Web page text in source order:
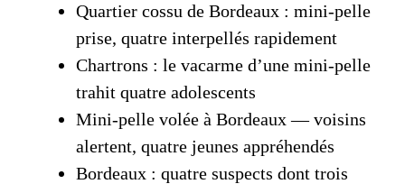
Quartier cossu de Bordeaux : mini‑pelle
prise, quatre interpellés rapidement
Chartrons : le vacarme d’une mini‑pelle
trahit quatre adolescents
Mini‑pelle volée à Bordeaux — voisins
alertent, quatre jeunes appréhendés
Bordeaux : quatre suspects dont trois